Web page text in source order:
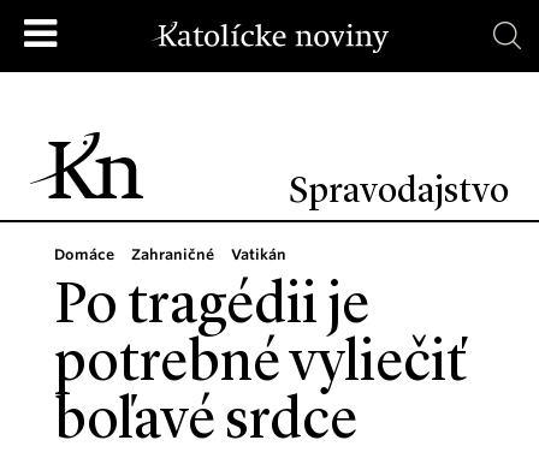
Spravodajstvo
Domáce Zahraničné Vatikán
Po tragédii je
potrebné vyliečiť
boľavé srdce